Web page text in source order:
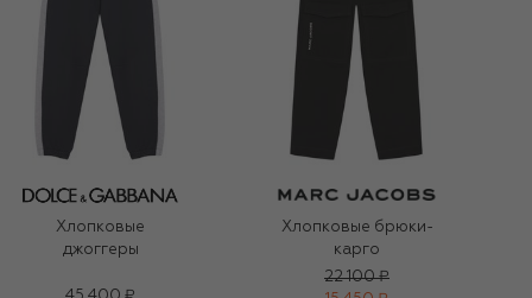
Хлопковые
джоггеры
Хлопковые брюки-
карго
22 100 ₽